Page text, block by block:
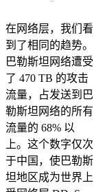
在网络层，我们看
到了相同的趋势。
巴勒斯坦网络遭受
了 470 TB 的攻击
流量，占发送到巴
勒斯坦网络的所有
流量的 68% 以
上。这个数字仅次
于中国，使巴勒斯
坦地区成为世界上